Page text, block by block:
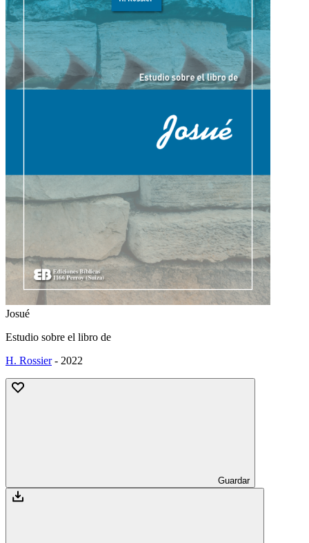
Josué
Estudio sobre el libro de
H. Rossier- 2022
Guardar